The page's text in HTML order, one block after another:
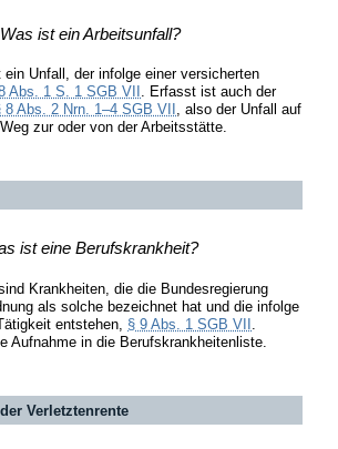
Was ist ein Arbeitsunfall?
Unfall, der infolge einer versicherten
Abs. 1 S. 1 SGB VII . Erfasst ist auch der
8 Abs. 2 Nrn. 1–4 SGB VII , also der Unfall auf
zur oder von der Arbeitsstätte.
ist eine Berufskrankheit?
Krankheiten, die die Bundesregierung
als solche bezeichnet hat und die infolge
entstehen, § 9 Abs. 1 SGB VII
Aufnahme in die Berufskrankheitenliste.
Verletztenrente